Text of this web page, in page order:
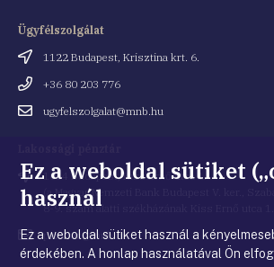
Ügyfélszolgálat
Cím
1122 Budapest, Krisztina krt. 6.
Telefonszám
+36 80 203 776
Emailugyfelszolgalat@mnb.hu
Cím 1054 Budapest, Kiss Ernő utca 1.
(a Magyar Nemzeti Bank Budapest V. ker.,
8-9. szám alatti székházának Kiss Ernő utca 1.
Email
cím
penztar@mnb.hu
Ez a weboldal sütiket
használ
Ez a weboldal sütiket használ a
érdekében. A honlap használatával Ön